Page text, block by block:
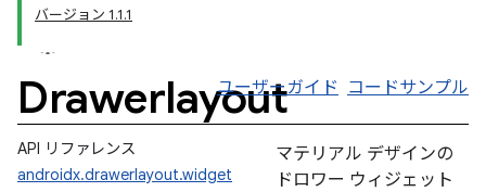
バージョン 1.1.1
Drawerlayout
ユーザーガイド コードサンプル
API リファレンス
androidx.drawerlayout.widget
マテリアル デザインの
ドロワー ウィジェット